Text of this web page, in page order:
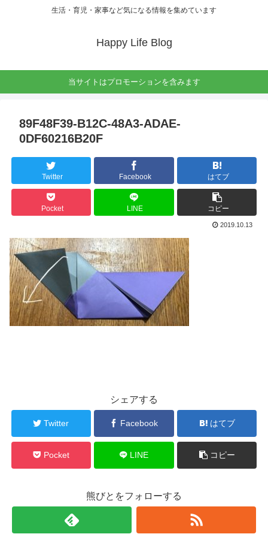
生活・育児・家事など気になる情報を集めています
Happy Life Blog
当サイトはプロモーションを含みます
89F48F39-B12C-48A3-ADAE-
0DF60216B20F
Twitter Facebook はてブ
Pocket LINE コピー
2019.10.13
シェアする
Twitter Facebook はてブ
Pocket LINE コピー
熊びとをフォローする